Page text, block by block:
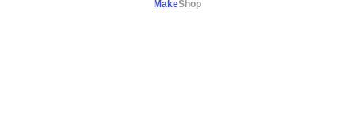
MakeShop